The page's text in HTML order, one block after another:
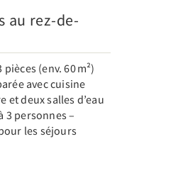
au rez-de-
(env. 60 m²)
avec cuisine
et deux salles d’eau
3 personnes –
les séjours